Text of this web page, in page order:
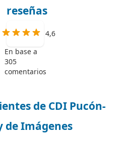
reseñas
4,6
En base a
305
comentarios
de CDI Pucón-
de Imágenes